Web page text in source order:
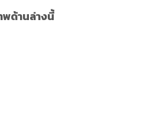
พด้านล่างนี้